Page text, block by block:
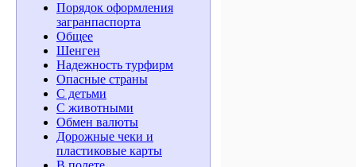
Порядок оформления
загранпаспорта
Общее
Шенген
Надежность турфирм
Опасные страны
С детьми
С животными
Обмен валюты
Дорожные чеки и
пластиковые карты